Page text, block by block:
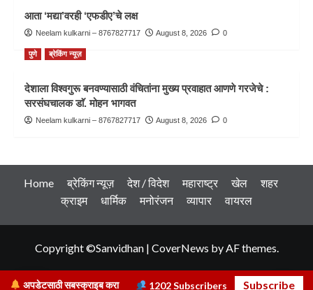
आता ‘मद्या’वरही ‘एफडीए’चे लक्ष
Neelam kulkarni – 8767827717 August 8, 2026 0
पुणे ब्रेकिंग न्यूज़
देशाला विश्वगुरू बनवण्यासाठी वंचितांना मुख्य प्रवाहात आणणे गरजेचे :
सरसंघचालक डाॅ. मोहन भागवत
Neelam kulkarni – 8767827717 August 8, 2026 0
Home ब्रेकिंग न्यूज़ देश / विदेश महाराष्ट्र खेल
शहर
क्राइम
धार्मिक मनोरंजन व्यापार वायरल
Copyright ©Sanvidhan | CoverNews by AF themes.
अपडेटसाठी सबस्क्राइब करा 1202Subscribers Subscribe